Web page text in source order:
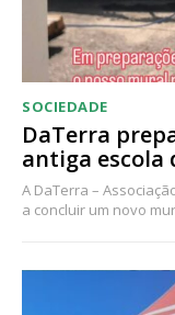
SOCIEDADE
DaTerra
antiga escola
A DaTerra –
a concluir um novo